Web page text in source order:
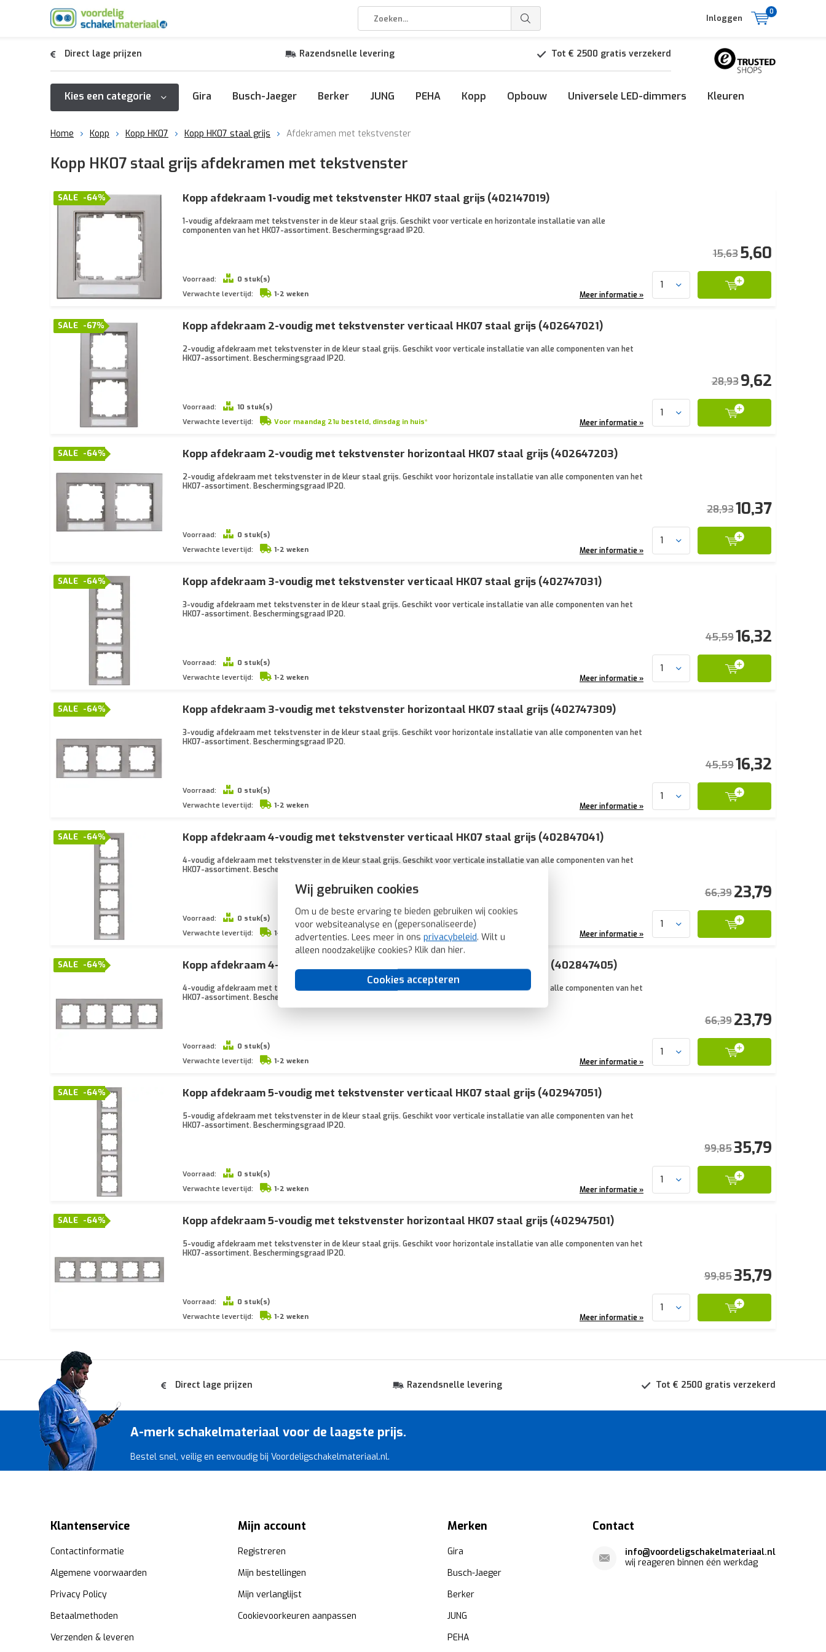
Wij gebruiken cookies
Om u de beste ervaring te bieden gebruiken wij cookies
voor websiteanalyse en (gepersonaliseerde)
advertenties. Lees meer in ons privacybeleid. Wilt u
alleen noodzakelijke cookies? Klik dan hier.
Cookies accepteren
Inloggen
0
Direct lage prijzen Razendsnelle levering Tot € 2500 gratis verzekerd
Kies een categorie Gira Busch-Jaeger Berker JUNG PEHA Kopp Opbouw Universele LED-dimmers Kleuren
Home Kopp Kopp HK07 Kopp HK07 staal grijs Afdekramen met tekstvenster
Kopp HK07 staal grijs afdekramen met tekstvenster
-64%
SALE Kopp afdekraam 1-voudig met tekstvenster HK07 staal grijs (402147019)
1-voudig afdekraam met tekstvenster in de kleur staal grijs. Geschikt voor verticale en horizontale installatie van alle
componenten van het HK07-assortiment. Beschermingsgraad IP20.
Voorraad:
0 stuk(s)
Verwachte levertijd:
1-2 weken
15,635,60
Meer informatie »
-67%
SALE Kopp afdekraam 2-voudig met tekstvenster verticaal HK07 staal grijs (402647021)
2-voudig afdekraam met tekstvenster in de kleur staal grijs. Geschikt voor verticale installatie van alle componenten van het
HK07-assortiment. Beschermingsgraad IP20.
Voorraad:
10 stuk(s)
Verwachte levertijd:
Voor maandag 21u besteld, dinsdag in huis*
28,939,62
Meer informatie »
-64%
SALE Kopp afdekraam 2-voudig met tekstvenster horizontaal HK07 staal grijs (402647203)
2-voudig afdekraam met tekstvenster in de kleur staal grijs. Geschikt voor horizontale installatie van alle componenten van het
HK07-assortiment. Beschermingsgraad IP20.
Voorraad:
0 stuk(s)
Verwachte levertijd:
1-2 weken
28,9310,37
Meer informatie »
-64%
SALE Kopp afdekraam 3-voudig met tekstvenster verticaal HK07 staal grijs (402747031)
3-voudig afdekraam met tekstvenster in de kleur staal grijs. Geschikt voor verticale installatie van alle componenten van het
HK07-assortiment. Beschermingsgraad IP20.
Voorraad:
0 stuk(s)
Verwachte levertijd:
1-2 weken
45,5916,32
Meer informatie »
-64%
SALE Kopp afdekraam 3-voudig met tekstvenster horizontaal HK07 staal grijs (402747309)
3-voudig afdekraam met tekstvenster in de kleur staal grijs. Geschikt voor horizontale installatie van alle componenten van het
HK07-assortiment. Beschermingsgraad IP20.
Voorraad:
0 stuk(s)
Verwachte levertijd:
1-2 weken
45,5916,32
Meer informatie »
-64%
SALE Kopp afdekraam 4-voudig met tekstvenster verticaal HK07 staal grijs (402847041)
4-voudig afdekraam met tekstvenster in de kleur staal grijs. Geschikt voor verticale installatie van alle componenten van het
HK07-assortiment. Beschermingsgraad IP20.
Voorraad:
0 stuk(s)
Verwachte levertijd:
1-2 weken
66,3923,79
Meer informatie »
-64%
SALE Kopp afdekraam 4-voudig met tekstvenster horizontaal HK07 staal grijs (402847405)
4-voudig afdekraam met tekstvenster in de kleur staal grijs. Geschikt voor horizontale installatie van alle componenten van het
HK07-assortiment. Beschermingsgraad IP20.
Voorraad:
0 stuk(s)
Verwachte levertijd:
1-2 weken
66,3923,79
Meer informatie »
-64%
SALE Kopp afdekraam 5-voudig met tekstvenster verticaal HK07 staal grijs (402947051)
5-voudig afdekraam met tekstvenster in de kleur staal grijs. Geschikt voor verticale installatie van alle componenten van het
HK07-assortiment. Beschermingsgraad IP20.
Voorraad:
0 stuk(s)
Verwachte levertijd:
1-2 weken
99,8535,79
Meer informatie »
-64%
SALE Kopp afdekraam 5-voudig met tekstvenster horizontaal HK07 staal grijs (402947501)
5-voudig afdekraam met tekstvenster in de kleur staal grijs. Geschikt voor horizontale installatie van alle componenten van het
HK07-assortiment. Beschermingsgraad IP20.
Voorraad:
0 stuk(s)
Verwachte levertijd:
1-2 weken
99,8535,79
Meer informatie »
Direct lage prijzen Razendsnelle levering Tot € 2500 gratis verzekerd
A-merk schakelmateriaal voor de laagste prijs.
Bestel snel, veilig en eenvoudig bij Voordeligschakelmateriaal.nl.
Klantenservice
Contactinformatie
Algemene voorwaarden
Privacy Policy
Betaalmethoden
Verzenden & leveren
Mijn account
Registreren
Mijn bestellingen
Mijn verlanglijst
Cookievoorkeuren aanpassen
Merken
Gira
Busch-Jaeger
Berker
JUNG
PEHA
Contact
info@voordeligschakelmateriaal.nl
wij reageren binnen één werkdag